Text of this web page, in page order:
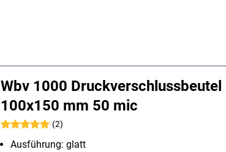
Wbv 1000 Druckverschlussbeutel
100x150 mm 50 mic
(2)
Ausführung: glatt